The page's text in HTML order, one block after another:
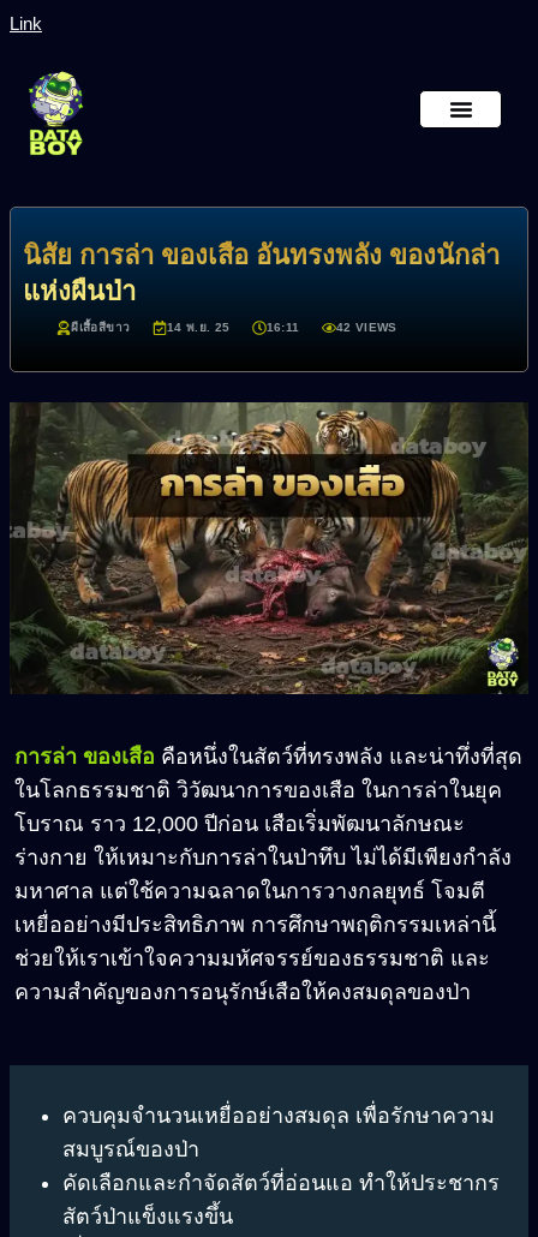
Link
นิสัย การล่า ของเสือ อันทรงพลัง ของนักล่า
แห่งผืนป่า
ผีเสื้อสีขาว 14 พ.ย. 25 16:11 42 VIEWS
การล่า ของเสือ คือหนึ่งในสัตว์ที่ทรงพลัง และน่าทึ่งที่สุด
ในโลกธรรมชาติ วิวัฒนาการของเสือ ในการล่าในยุค
โบราณ ราว 12,000 ปีก่อน เสือเริ่มพัฒนาลักษณะ
ร่างกาย ให้เหมาะกับการล่าในป่าทึบ ไม่ได้มีเพียงกำลัง
มหาศาล แต่ใช้ความฉลาดในการวางกลยุทธ์ โจมตี
เหยื่ออย่างมีประสิทธิภาพ การศึกษาพฤติกรรมเหล่านี้
ช่วยให้เราเข้าใจความมหัศจรรย์ของธรรมชาติ และ
ความสำคัญของการอนุรักษ์เสือให้คงสมดุลของป่า
ควบคุมจำนวนเหยื่ออย่างสมดุล เพื่อรักษาความ
สมบูรณ์ของป่า
คัดเลือกและกำจัดสัตว์ที่อ่อนแอ ทำให้ประชากร
สัตว์ป่าแข็งแรงขึ้น